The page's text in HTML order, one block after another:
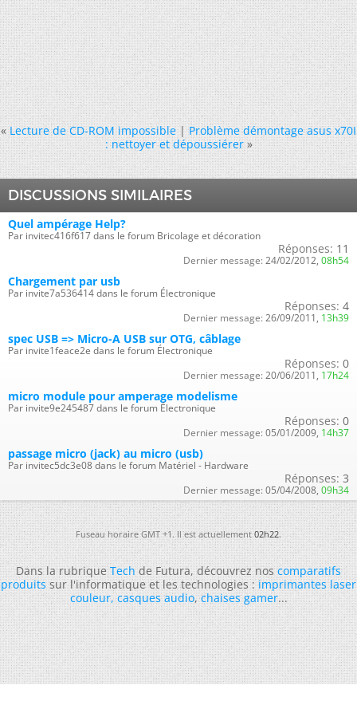
« Lecture de CD-ROM impossible|Problème démontage asus x70I
: nettoyer et dépoussiérer »
DISCUSSIONS SIMILAIRES
Quel ampérage Help?
Par invitec416f617 dans le forum Bricolage et décoration
Réponses: 11
Dernier message: 24/02/2012, 08h54
Chargement par usb
Par invite7a536414 dans le forum Électronique
Réponses: 4
Dernier message: 26/09/2011, 13h39
spec USB => Micro-A USB sur OTG, câblage
Par invite1feace2e dans le forum Électronique
Réponses: 0
Dernier message: 20/06/2011, 17h24
micro module pour amperage modelisme
Par invite9e245487 dans le forum Électronique
Réponses: 0
Dernier message: 05/01/2009, 14h37
passage micro (jack) au micro (usb)
Par invitec5dc3e08 dans le forum Matériel - Hardware
Réponses: 3
Dernier message: 05/04/2008, 09h34
Fuseau horaire GMT +1. Il est actuellement02h22.
Dans la rubriqueTechde Futura, découvrez noscomparatifs
produitssur l'informatique et les technologies :imprimantes laser
couleur,casques audio,chaises gamer...